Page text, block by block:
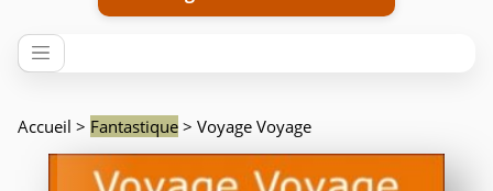
Accueil > Fantastique > Voyage Voyage